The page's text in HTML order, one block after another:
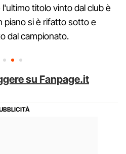
titolo vinto dal club è
piano si è rifatto sotto e
dal campionato.
su Fanpage.it